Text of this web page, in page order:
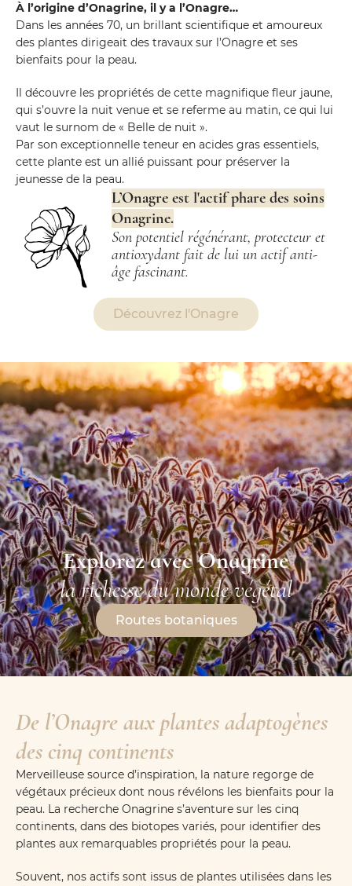
À l’origine d’Onagrine, il y a l’Onagre…
Dans les années 70, un brillant scientifique et amoureux
des plantes dirigeait des travaux sur l’Onagre et ses
bienfaits pour la peau.
Il découvre les propriétés de cette magnifique fleur jaune,
qui s’ouvre la nuit venue et se referme au matin, ce qui lui
vaut le surnom de « Belle de nuit ».
Par son exceptionnelle teneur en acides gras essentiels,
cette plante est un allié puissant pour préserver la
jeunesse de la peau.
L’Onagre est l'actif phare des soins
Onagrine.
Son potentiel régénérant, protecteur et
antioxydant fait de lui un actif anti-
âge fascinant.
Découvrez l'Onagre
De l’Onagre aux plantes adaptogènes
des cinq continents
Merveilleuse source d’inspiration, la nature regorge de
végétaux précieux dont nous révélons les bienfaits pour la
peau. La recherche Onagrine s’aventure sur les cinq
continents, dans des biotopes variés, pour identifier des
plantes aux remarquables propriétés pour la peau.
Souvent, nos actifs sont issus de plantes utilisées dans les
Explorez avec Onagrine
la richesse du monde végétal
Routes botaniques